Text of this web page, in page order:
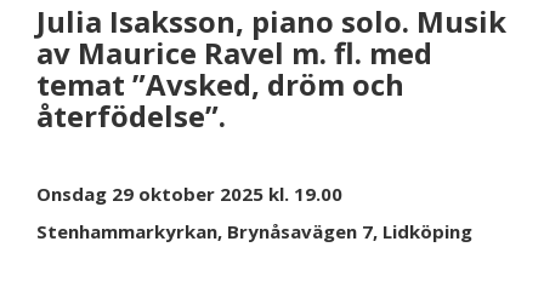
Julia Isaksson, piano solo. Musik
av Maurice Ravel m. fl. med
temat ”Avsked, dröm och
återfödelse”.
Onsdag 29 oktober 2025 kl. 19.00
Stenhammarkyrkan, Brynåsavägen 7, Lidköping